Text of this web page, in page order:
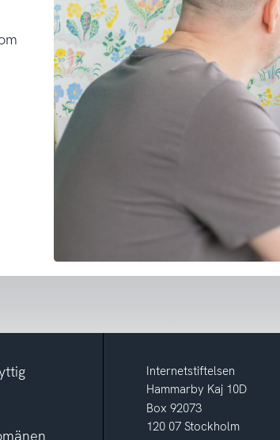
Internetstiftelsen
Hammarby Kaj 10D
Box 92073
120 07 Stockholm